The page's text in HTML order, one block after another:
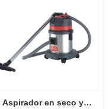
Aspirador en seco y